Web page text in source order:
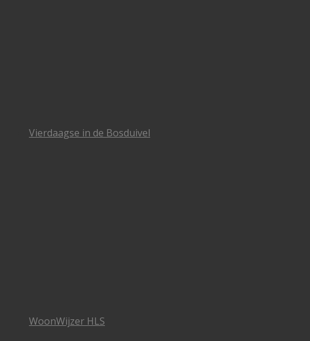
Vierdaagse in de Bosduivel
WoonWijzer HLS